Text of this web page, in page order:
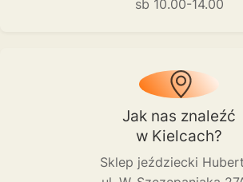
sb 10.00-14.00
Jak nas znaleźć
w Kielcach?
Sklep jeździecki